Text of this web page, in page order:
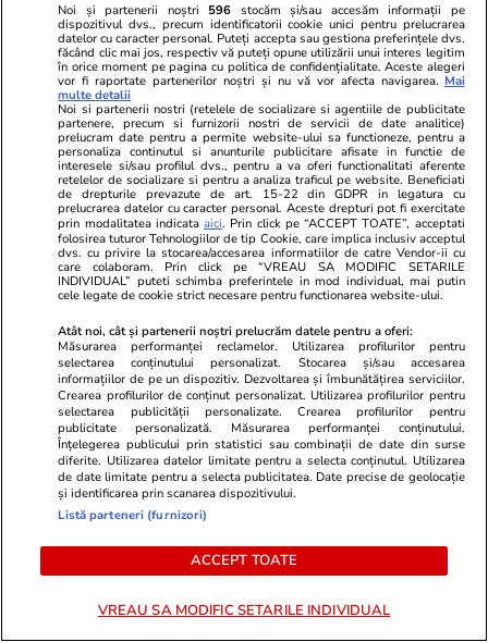
Alexandra și coiful
– Da, fac parte din proces. Și pur și simplu l-ai
făcut, te-ai filmat, te-ai pus pe rețele și te-au
văzut prietenii…
Da, eu am făcut și un teasing cumva înainte.
Am zis că vreau să fac ceva, am învățat totul, eu
le-am arătat totul. Da, uite ca la asta nu s-a
gândit nimeni să croșeteze un coif.
Și am văzut că sunt multe reacții, foarte multe
mesaje. Inițial l-am dat spre vânzare, eu când
am făcut nu credeam că o să fie comenzi. Au
venit comenzi, eu am pus așa, hai, 500 de lei și
luni a venit propunerea aia importantă și cumva
n-am mai luat comenzile.
– Despre ce propunere e vorba?
Propunerea de la Art Safari. Am avut o
Noi și partenerii noștri 596 stocăm și/sau accesăm informații pe
dispozitivul dvs., precum identificatorii cookie unici pentru prelucrarea
datelor cu caracter personal. Puteți accepta sau gestiona preferințele dvs.
făcând clic mai jos, respectiv vă puteți opune utilizării unui interes legitim
în orice moment pe pagina cu politica de confidențialitate. Aceste alegeri
vor fi raportate partenerilor noștri și nu vă vor afecta navigarea. Mai
multe detalii
Noi si partenerii nostri (retelele de socializare si agentiile de publicitate
partenere, precum si furnizorii nostri de servicii de date analitice)
prelucram date pentru a permite website-ului sa functioneze, pentru a
personaliza continutul si anunturile publicitare afisate in functie de
interesele si/sau profilul dvs., pentru a va oferi functionalitati aferente
retelelor de socializare si pentru a analiza traficul pe website. Beneficiati
de drepturile prevazute de art. 15-22 din GDPR in legatura cu
prelucrarea datelor cu caracter personal. Aceste drepturi pot fi exercitate
prin modalitatea indicataaici. Prin click pe “ACCEPT TOATE”, acceptati
folosirea tuturor Tehnologiilor de tip Cookie, care implica inclusiv acceptul
dvs. cu privire la stocarea/accesarea informatiilor de catre Vendor-ii cu
care colaboram. Prin click pe “VREAU SA MODIFIC SETARILE
INDIVIDUAL” puteti schimba preferintele in mod individual, mai putin
cele legate de cookie strict necesare pentru functionarea website-ului.
Atât noi, cât și partenerii noștri prelucrăm datele pentru a oferi:
Măsurarea performanței reclamelor. Utilizarea profilurilor pentru
selectarea conținutului personalizat. Stocarea și/sau accesarea
informațiilor de pe un dispozitiv. Dezvoltarea și îmbunătățirea serviciilor.
Crearea profilurilor de conținut personalizat. Utilizarea profilurilor pentru
selectarea publicității personalizate. Crearea profilurilor pentru
publicitate personalizată. Măsurarea performanței conținutului.
Înțelegerea publicului prin statistici sau combinații de date din surse
diferite. Utilizarea datelor limitate pentru a selecta conținutul. Utilizarea
de date limitate pentru a selecta publicitatea. Date precise de geolocație
și identificarea prin scanarea dispozitivului.
Listă parteneri (furnizori)
ACCEPT TOATE
VREAU SA MODIFIC SETARILE INDIVIDUAL